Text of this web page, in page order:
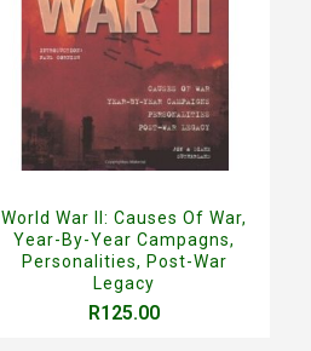
World War II: Causes Of War,
Year-By-Year Campagns,
Personalities, Post-War
Legacy
R125.00